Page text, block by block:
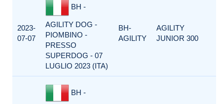
2023-
07-07
BH -
AGILITY DOG -
PIOMBINO -
PRESSO
SUPERDOG - 07
LUGLIO 2023 (ITA)
BH-
AGILITY
AGILITY
JUNIOR 300
BH -